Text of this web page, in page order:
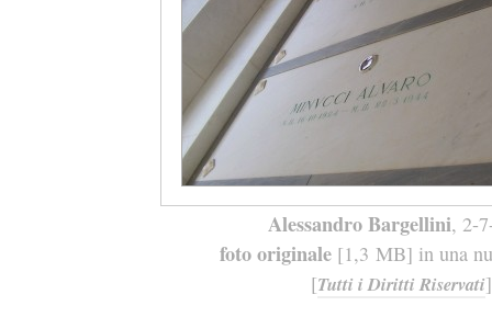
Alessandro Bargellini, 2-
foto originale[1,3 MB] in una
[Tutti i Diritti Riservati]